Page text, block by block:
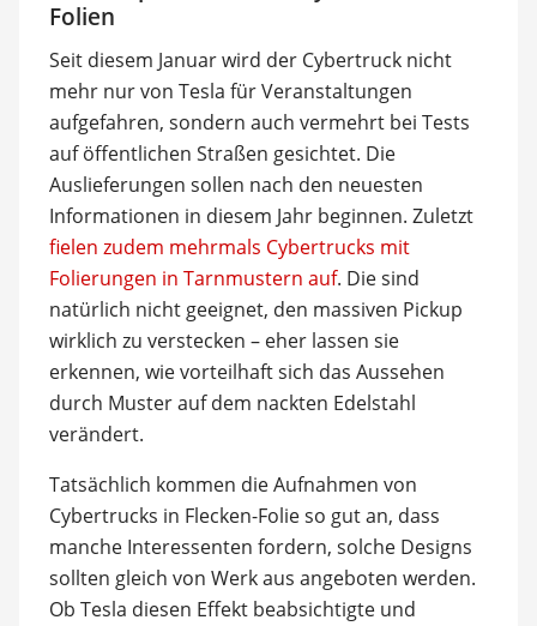
Folien
Seit diesem Januar wird der Cybertruck nicht
mehr nur von Tesla für Veranstaltungen
aufgefahren, sondern auch vermehrt bei Tests
auf öffentlichen Straßen gesichtet. Die
Auslieferungen sollen nach den neuesten
Informationen in diesem Jahr beginnen. Zuletzt
fielen zudem mehrmals Cybertrucks mit
Folierungen in Tarnmustern auf. Die sind
natürlich nicht geeignet, den massiven Pickup
wirklich zu verstecken – eher lassen sie
erkennen, wie vorteilhaft sich das Aussehen
durch Muster auf dem nackten Edelstahl
verändert.
Tatsächlich kommen die Aufnahmen von
Cybertrucks in Flecken-Folie so gut an, dass
manche Interessenten fordern, solche Designs
sollten gleich von Werk aus angeboten werden.
Ob Tesla diesen Effekt beabsichtigte und